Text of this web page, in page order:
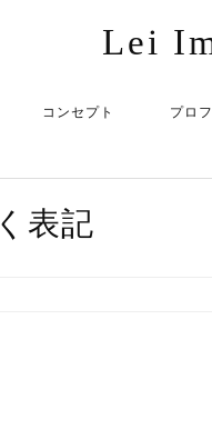
Lei
コンセプト プロ
表記